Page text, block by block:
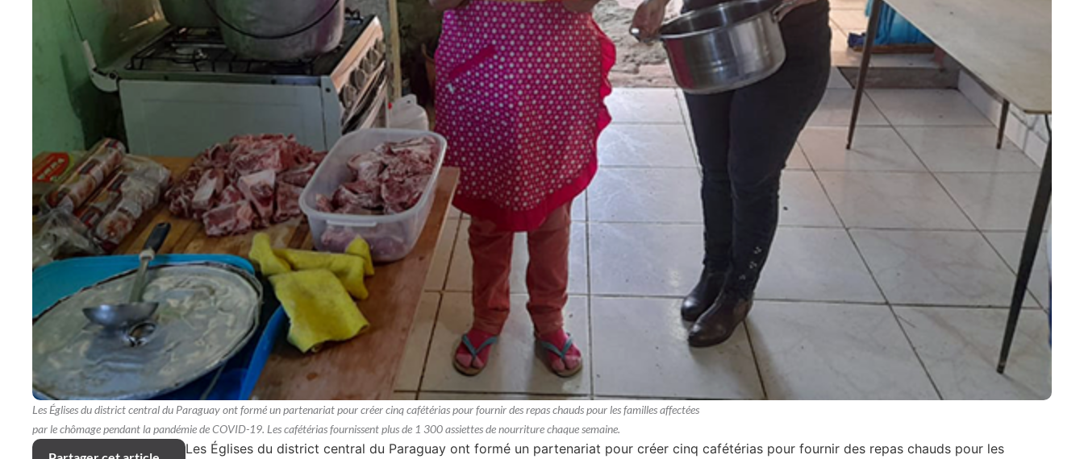
Les Églises du district central du Paraguay ont formé un partenariat pour créer cinq cafétérias pour fournir des repas chauds pour les familles affectées
par le chômage pendant la pandémie de COVID-19. Les cafétérias fournissent plus de 1 300 assiettes de nourriture chaque semaine.
Les Églises du district central du Paraguay ont formé un partenariat pour créer cinq cafétérias pour fournir des repas chauds pour les